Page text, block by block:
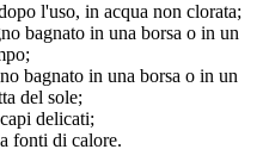
l'uso, in acqua non clorata;
bagnato in una borsa o in un
bagnato in una borsa o in un
del sole;
delicati;
fonti di calore.